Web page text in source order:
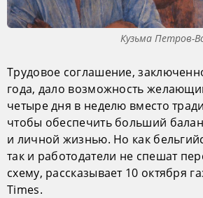
Кузьма Петров-
Трудовое соглашение,
года, дало возможность
четыре дня в неделю вместо
чтобы обеспечить больший
и личной жизнью. Но как
так и работодатели не спешат
схему, рассказывает 10 октября
Times.